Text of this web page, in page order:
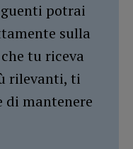
potrai
sulla
tu riceva
rilevanti, ti
di mantenere